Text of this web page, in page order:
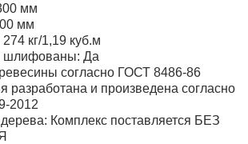
мм
мм
кг/1,19 куб.м
шлифованы: Да
согласно ГОСТ 8486-86
разработана и произведена согласно
2012
Комплекс поставляется БЕЗ